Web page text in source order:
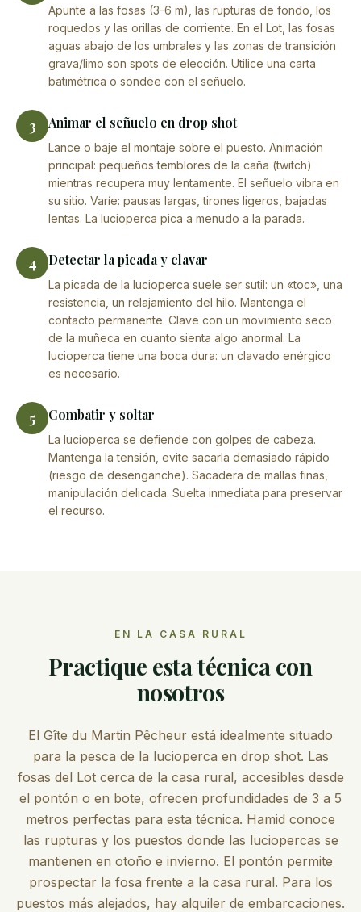
Apunte a las fosas (3-6 m), las rupturas de fondo, los
roquedos y las orillas de corriente. En el Lot, las fosas
aguas abajo de los umbrales y las zonas de transición
grava/limo son spots de elección. Utilice una carta
batimétrica o sondee con el señuelo.
3 Animar el señuelo en drop shot
Lance o baje el montaje sobre el puesto. Animación
principal: pequeños temblores de la caña (twitch)
mientras recupera muy lentamente. El señuelo vibra en
su sitio. Varíe: pausas largas, tirones ligeros, bajadas
lentas. La lucioperca pica a menudo a la parada.
4 Detectar la picada y clavar
La picada de la lucioperca suele ser sutil: un «toc», una
resistencia, un relajamiento del hilo. Mantenga el
contacto permanente. Clave con un movimiento seco
de la muñeca en cuanto sienta algo anormal. La
lucioperca tiene una boca dura: un clavado enérgico
es necesario.
5 Combatir y soltar
La lucioperca se defiende con golpes de cabeza.
Mantenga la tensión, evite sacarla demasiado rápido
(riesgo de desenganche). Sacadera de mallas finas,
manipulación delicada. Suelta inmediata para preservar
el recurso.
EN LA CASA RURAL
Practique esta técnica con
nosotros
El Gîte du Martin Pêcheur está idealmente situado
para la pesca de la lucioperca en drop shot. Las
fosas del Lot cerca de la casa rural, accesibles desde
el pontón o en bote, ofrecen profundidades de 3 a 5
metros perfectas para esta técnica. Hamid conoce
las rupturas y los puestos donde las luciopercas se
mantienen en otoño e invierno. El pontón permite
prospectar la fosa frente a la casa rural. Para los
puestos más alejados, hay alquiler de embarcaciones.